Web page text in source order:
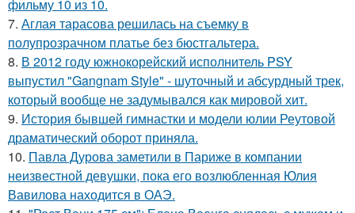
фильму 10 из 10.
7. Аглая тарасова решилась на съемку в
полупрозрачном платье без бюстгальтера.
8. В 2012 году южнокорейский исполнитель PSY
выпустил "Gangnam Style" - шуточный и абсурдный трек,
который вообще не задумывался как мировой хит.
9. История бывшей гимнастки и модели юлии Реутовой
драматический оборот приняла.
10. Павла Дурова заметили в Париже в компании
неизвестной девушки, пока его возлюбленная Юлия
Вавилова находится в ОАЭ.